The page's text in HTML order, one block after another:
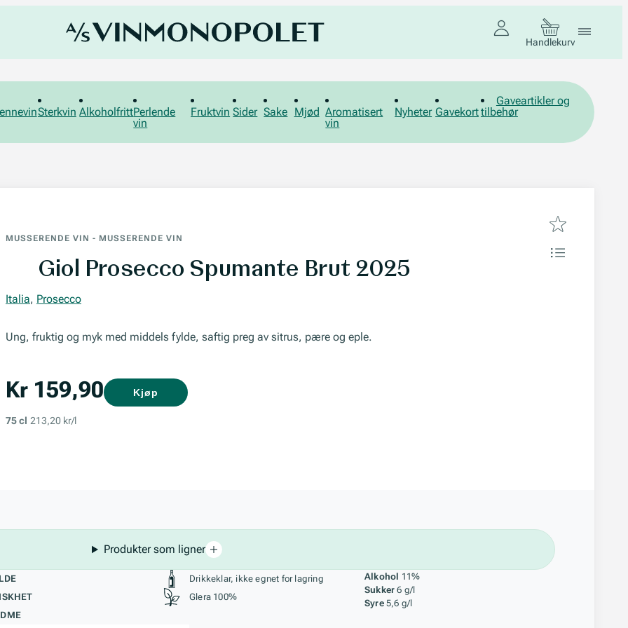
Handlekurv
Sterkvin AlkoholfrittPerlende
vin
Fruktvin Sider Sake Mjød Aromatisert
vin
Nyheter Gavekort
Gaveartikler og
tilbehør
MUSSERENDE VIN - MUSSERENDE VIN
Giol Prosecco Spumante Brut 2025
Italia, Prosecco
Ung, fruktig og myk med middels fylde, saftig preg av sitrus, pære og eple.
Kr 159,90
75 cl 213,20 kr/l
Kjøp
Produkter som ligner
Stil, lagring og råstoff
Drikkeklar, ikke egnet for lagring
Glera 100%
Alkohol 11%
Sukker 6 g/l
Syre 5,6 g/l